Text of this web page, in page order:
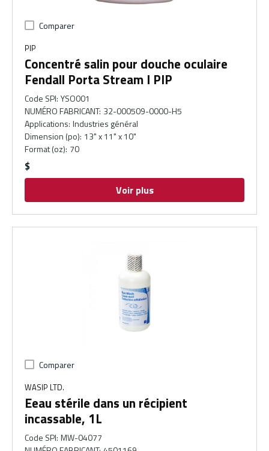
Comparer
PIP
Concentré salin pour douche oculaire
Fendall Porta Stream I PIP
Code SPI: YSO001
NUMÉRO FABRICANT: 32-000509-0000-H5
Applications: Industries général
Dimension (po): 13" x 11" x 10"
Format (oz): 70
$
Voir plus
Comparer
WASIP LTD.
Eeau stérile dans un récipient
incassable, 1L
Code SPI: MW-04077